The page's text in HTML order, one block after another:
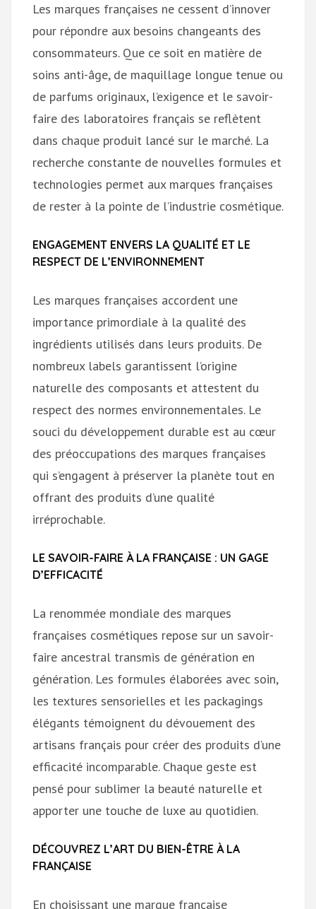
Les marques françaises ne cessent d’innover
pour répondre aux besoins changeants des
consommateurs. Que ce soit en matière de
soins anti-âge, de maquillage longue tenue ou
de parfums originaux, l’exigence et le savoir-
faire des laboratoires français se reflètent
dans chaque produit lancé sur le marché. La
recherche constante de nouvelles formules et
technologies permet aux marques françaises
de rester à la pointe de l’industrie cosmétique.
ENGAGEMENT ENVERS LA QUALITÉ ET LE
RESPECT DE L’ENVIRONNEMENT
Les marques françaises accordent une
importance primordiale à la qualité des
ingrédients utilisés dans leurs produits. De
nombreux labels garantissent l’origine
naturelle des composants et attestent du
respect des normes environnementales. Le
souci du développement durable est au cœur
des préoccupations des marques françaises
qui s’engagent à préserver la planète tout en
offrant des produits d’une qualité
irréprochable.
LE SAVOIR-FAIRE À LA FRANÇAISE : UN GAGE
D’EFFICACITÉ
La renommée mondiale des marques
françaises cosmétiques repose sur un savoir-
faire ancestral transmis de génération en
génération. Les formules élaborées avec soin,
les textures sensorielles et les packagings
élégants témoignent du dévouement des
artisans français pour créer des produits d’une
efficacité incomparable. Chaque geste est
pensé pour sublimer la beauté naturelle et
apporter une touche de luxe au quotidien.
DÉCOUVREZ L’ART DU BIEN-ÊTRE À LA
FRANÇAISE
En choisissant une marque française